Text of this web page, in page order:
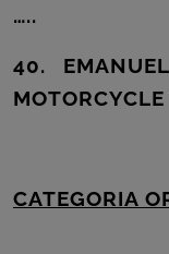
…..
40.
CATEGORIA